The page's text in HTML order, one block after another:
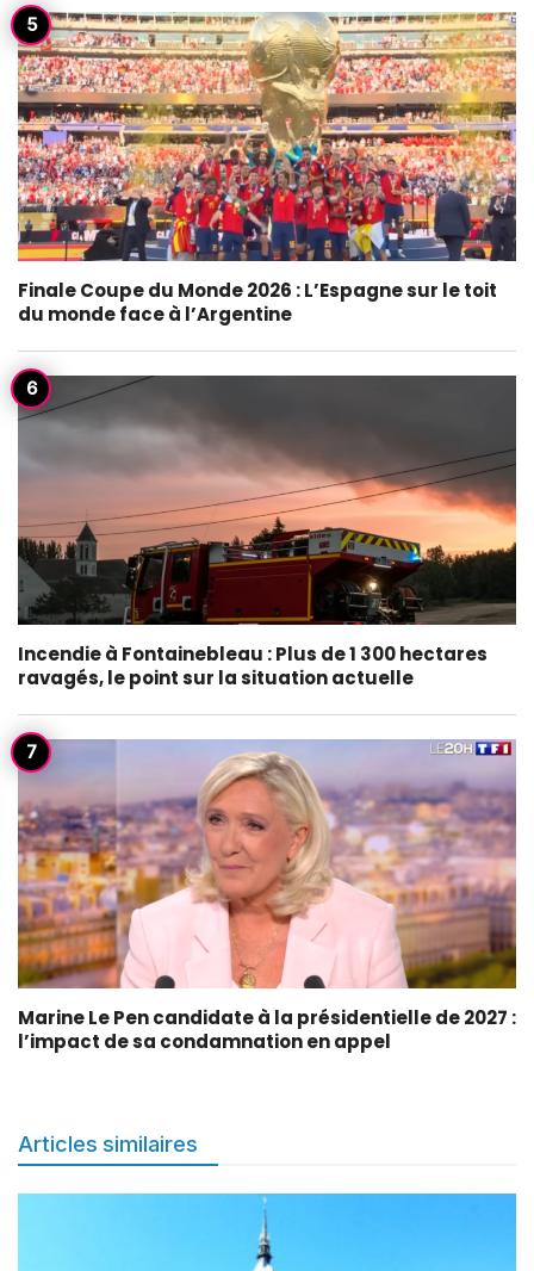
Finale Coupe du Monde 2026 : L’Espagne sur le toit
du monde face à l’Argentine
Incendie à Fontainebleau : Plus de 1 300 hectares
ravagés, le point sur la situation actuelle
Marine Le Pen candidate à la présidentielle de 2027 :
l’impact de sa condamnation en appel
Articles similaires